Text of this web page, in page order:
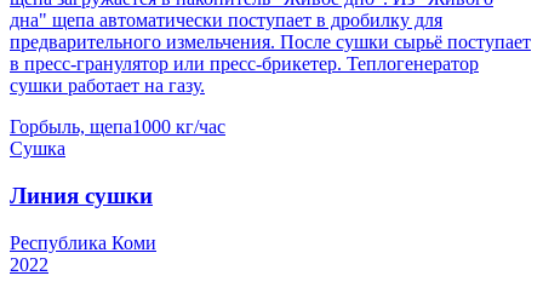
дна" щепа автоматически поступает в дробилку для
предварительного измельчения. После сушки сырьё поступает
в пресс-гранулятор или пресс-брикетер. Теплогенератор
сушки работает на газу.
Горбыль, щепа1000 кг/час
Сушка
Линия сушки
Республика Коми
2022